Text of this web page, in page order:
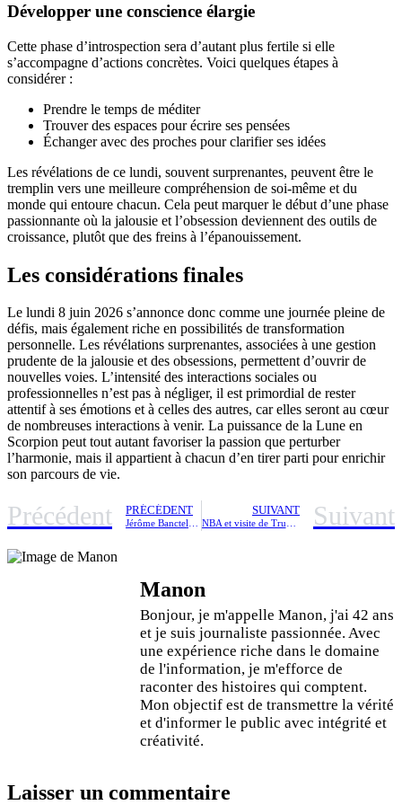
Développer une conscience élargie
Cette phase d’introspection sera d’autant plus fertile si elle
s’accompagne d’actions concrètes. Voici quelques étapes à
considérer :
Prendre le temps de méditer
Trouver des espaces pour écrire ses pensées
Échanger avec des proches pour clarifier ses idées
Les révélations de ce lundi, souvent surprenantes, peuvent être le
tremplin vers une meilleure compréhension de soi-même et du
monde qui entoure chacun. Cela peut marquer le début d’une phase
passionnante où la jalousie et l’obsession deviennent des outils de
croissance, plutôt que des freins à l’épanouissement.
Les considérations finales
Le lundi 8 juin 2026 s’annonce donc comme une journée pleine de
défis, mais également riche en possibilités de transformation
personnelle. Les révélations surprenantes, associées à une gestion
prudente de la jalousie et des obsessions, permettent d’ouvrir de
nouvelles voies. L’intensité des interactions sociales ou
professionnelles n’est pas à négliger, il est primordial de rester
attentif à ses émotions et à celles des autres, car elles seront au cœur
de nombreuses interactions à venir. La puissance de la Lune en
Scorpion peut tout autant favoriser la passion que perturber
l’harmonie, mais il appartient à chacun d’en tirer parti pour enrichir
son parcours de vie.
Précédent PRÉCÉDENT SUIVANT Suivant
Manon
Bonjour, je m'appelle Manon, j'ai 42 ans
et je suis journaliste passionnée. Avec
une expérience riche dans le domaine
de l'information, je m'efforce de
raconter des histoires qui comptent.
Mon objectif est de transmettre la vérité
et d'informer le public avec intégrité et
créativité.
Laisser un commentaire